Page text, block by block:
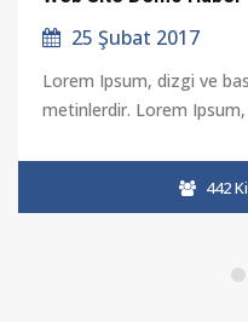
25 Şubat 2017
Lorem Ipsum, dizgi ve
metinlerdir. Lorem Ipsum,
442